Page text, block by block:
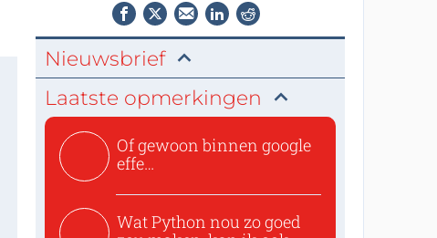
Nieuwsbrief
Laatste opmerkingen
Of gewoon binnen google
effe
Wat Python nou zo goed